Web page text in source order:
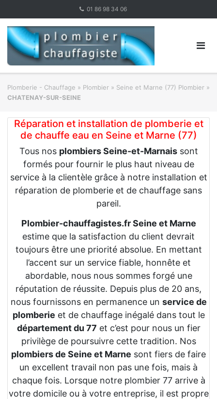
content
01 86 98 34 06
Plomberie - Chauffage » Plombier » Seine et Marne (77) Plombier »
CHATENAY-SUR-SEINE
Réparation et installation de plomberie et
de chauffe eau en Seine et Marne (77)
Tous nos plombiers Seine-et-Marnaissont
formés pour fournir le plus haut niveau de
service à la clientèle grâce à notre installation et
réparation de plomberie et de chauffage sans
pareil.
Plombier-chauffagistes.fr Seine et Marne
estime que la satisfaction du client devrait
toujours être une priorité absolue. En mettant
l’accent sur un service fiable, honnête et
abordable, nous nous sommes forgé une
réputation de réussite. Depuis plus de 20 ans,
nous fournissons en permanence un service de
plomberie et de chauffage inégalé dans tout le
département du 77 et c’est pour nous un fier
privilège de poursuivre cette tradition. Nos
plombiers de Seine et Marne sont fiers de faire
un excellent travail non pas une fois, mais à
chaque fois. Lorsque notre plombier 77 arrive à
votre domicile ou à votre entreprise, il est propre